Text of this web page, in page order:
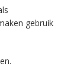
gebruik